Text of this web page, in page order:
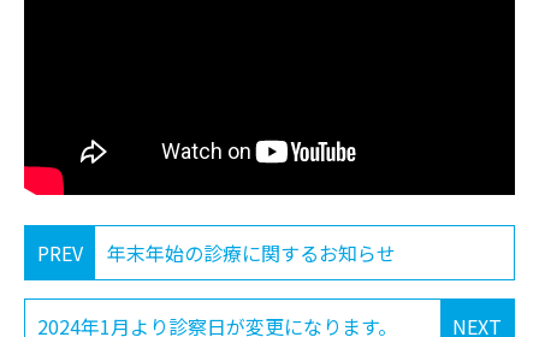
PREV 年末年始の診療に関するお知らせ
NEXT
2024年1月より診察日が変更になります。